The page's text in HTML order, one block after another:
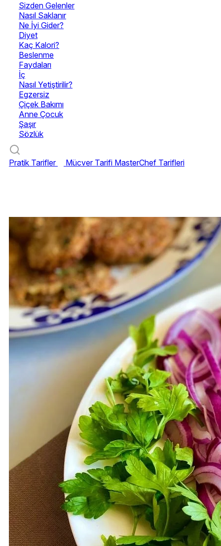
Sizden Gelenler
Nasıl Saklanır
Ne İyi Gider?
Diyet
Kaç Kalori?
Beslenme
Faydaları
İç
Nasıl Yetiştirilir?
Egzersiz
Çiçek Bakımı
Anne Çocuk
Şaşır
Sözlük
Pratik Tarifler Mücver Tarifi MasterChef Tarifleri